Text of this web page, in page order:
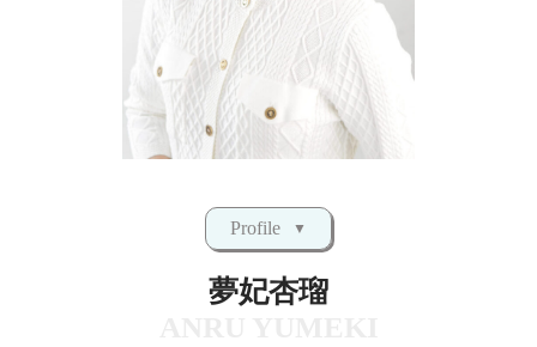
Profile
夢妃杏瑠